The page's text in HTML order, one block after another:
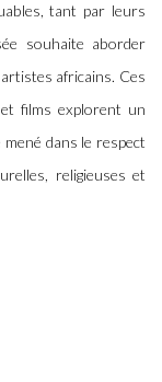
tant par leurs
souhaite aborder
africains. Ces
films explorent un
dans le respect
religieuses et